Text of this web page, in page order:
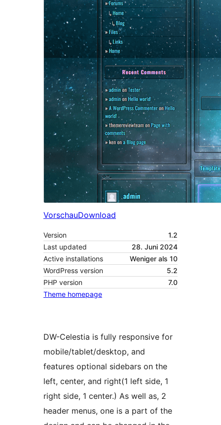
VorschauDownload
Version
1.2
Last updated
28. Juni 2024
Active installations
Weniger als 10
WordPress version
5.2
PHP version
7.0
Theme homepage
DW-Celestia is fully responsive for
mobile/tablet/desktop, and
features optional sidebars on the
left, center, and right(1 left side, 1
right side, 1 center.) As well as, 2
header menus, one is a part of the